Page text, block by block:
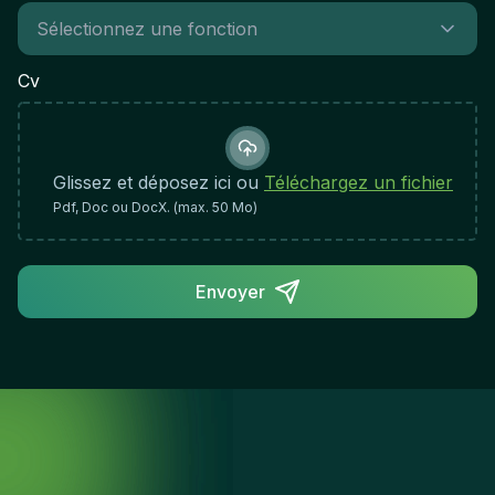
Required:Proven experience as an HVAC project
the HVAC or related technical sectorStrong
management and business planningDemonstrated
ability to manage client relationships and
understand commercial requirementsExperience
regulations and compliance requirements in the
HVAC or industrial sectorQualities & Work
Cv
Glissez et déposez ici ou Téléchargez un fichier
Pdf, Doc ou DocX. (max. 50 Mo)
Envoyer